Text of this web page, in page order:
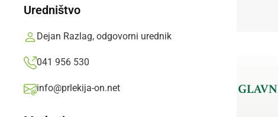
Uredništvo
Dejan Razlag, odgovorni urednik
041 956 530
info@prlekija-on.net